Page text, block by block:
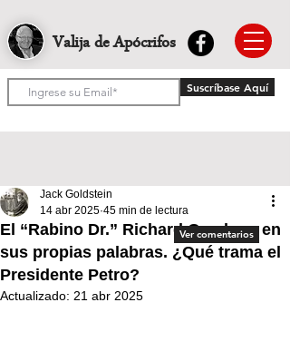
Valija de Apócrifos
Suscríbase Aquí
El “Rabino Dr.” Richard Gamboa, en
sus propias palabras. ¿Qué trama el
Presidente Petro?
Jack Goldstein
14 abr 2025 45 min de lectura
Actualizado: 21 abr 2025
Ver comentarios